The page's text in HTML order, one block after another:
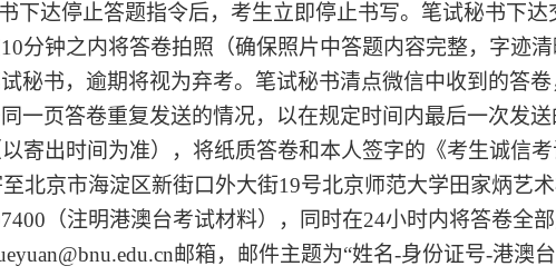
下达停止答题指令后，考生立即停止书写。笔试秘书下达
分钟之内将答卷拍照（确保照片中答题内容完整，字迹
秘书，逾期将视为弃考。笔试秘书清点微信中收到的答
一页答卷重复发送的情况，以在规定时间内最后一次发送
寄出时间为准），将纸质答卷和本人签字的《考生诚信
北京市海淀区新街口外大街19号北京师范大学田家炳艺
（注明港澳台考试材料），同时在24小时内将答卷全
邮箱，邮件主题为“姓名-身份证号-港澳台